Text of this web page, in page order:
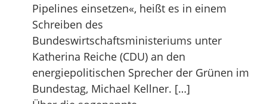
Pipelines einsetzen«, heißt es in einem
Schreiben des
Bundeswirtschaftsministeriums unter
Katherina Reiche (CDU) an den
energiepolitischen Sprecher der Grünen im
Bundestag, Michael Kellner. […]